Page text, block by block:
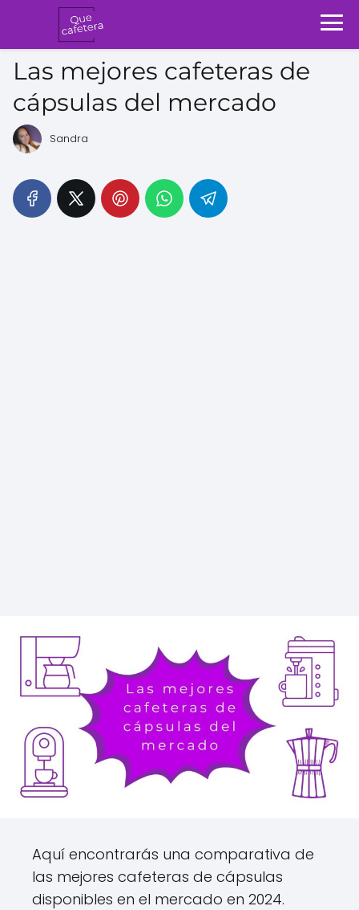
Las mejores cafeteras de
cápsulas del mercado
Sandra
Aquí encontrarás una comparativa de
las mejores cafeteras de cápsulas
disponibles en el mercado en 2024.